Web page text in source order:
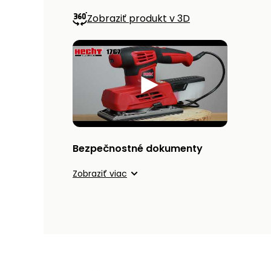
Zobraziť produkt v 3D
Bezpečnostné dokumenty
Zobraziť viac